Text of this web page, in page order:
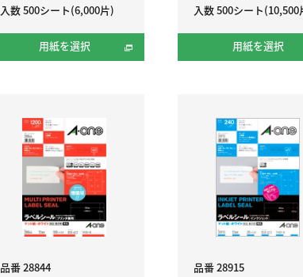
入数 500シート(6,000片)
用紙を選択
入数 500シート(10,500
用紙を選択
品番 28844
品番 28915